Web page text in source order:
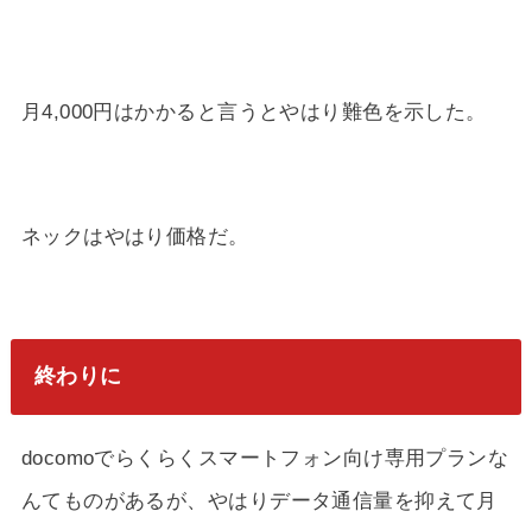
月4,000円はかかると言うとやはり難色を示した。
ネックはやはり価格だ。
終わりに
docomoでらくらくスマートフォン向け専用プランな
んてものがあるが、やはりデータ通信量を抑えて月